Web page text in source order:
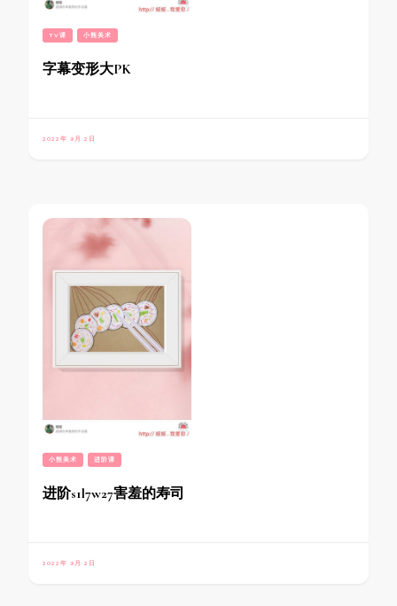
TV课 小熊美术
字幕变形大PK
2022年 9月 2日
小熊美术 进阶课
进阶s1l7w27害羞的寿司
2022年 9月 2日